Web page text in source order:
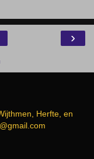
›
Herfte, en